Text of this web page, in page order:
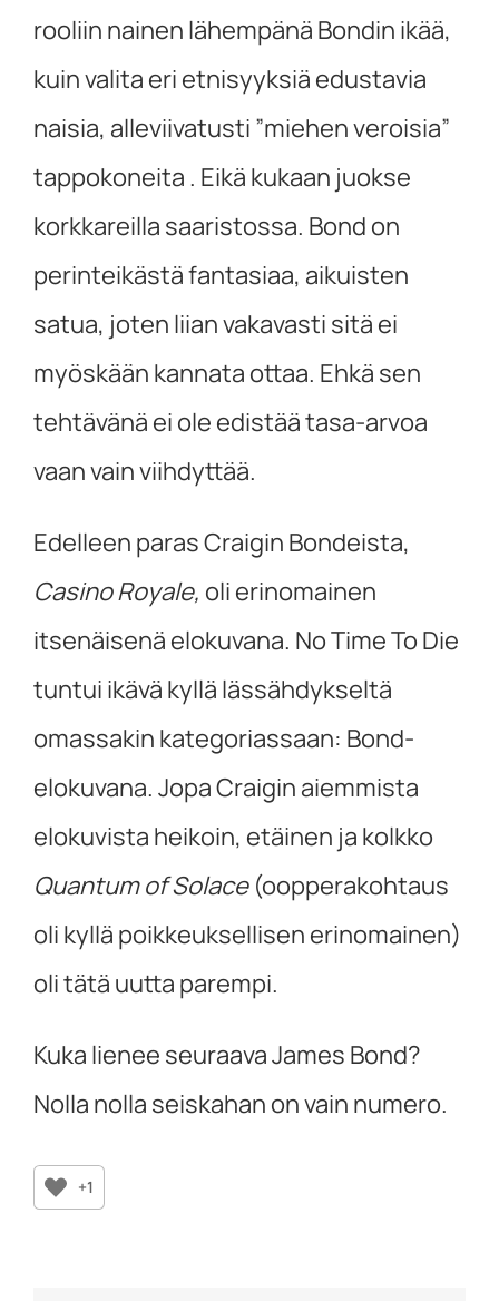
rooliin nainen lähempänä Bondin ikää,
kuin valita eri etnisyyksiä edustavia
naisia, alleviivatusti ”miehen veroisia”
tappokoneita . Eikä kukaan juokse
korkkareilla saaristossa. Bond on
perinteikästä fantasiaa, aikuisten
satua, joten liian vakavasti sitä ei
myöskään kannata ottaa. Ehkä sen
tehtävänä ei ole edistää tasa-arvoa
vaan vain viihdyttää.
Edelleen paras Craigin Bondeista,
Casino Royale, oli erinomainen
itsenäisenä elokuvana. No Time To Die
tuntui ikävä kyllä lässähdykseltä
omassakin kategoriassaan: Bond-
elokuvana. Jopa Craigin aiemmista
elokuvista heikoin, etäinen ja kolkko
Quantum of Solace(oopperakohtaus
oli kyllä poikkeuksellisen erinomainen)
oli tätä uutta parempi.
Kuka lienee seuraava James Bond?
Nolla nolla seiskahan on vain numero.
+1